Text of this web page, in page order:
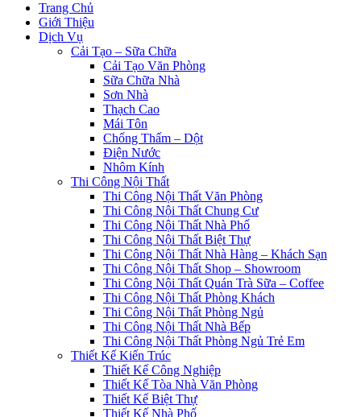
Trang Chủ
Giới Thiệu
Dịch Vụ
Cải Tạo – Sữa Chữa
Cải Tạo Văn Phòng
Sữa Chữa Nhà
Sơn Nhà
Thạch Cao
Mái Tôn
Chống Thấm – Dột
Điện Nước
Nhôm Kính
Thi Công Nội Thất
Thi Công Nội Thất Văn Phòng
Thi Công Nội Thất Chung Cư
Thi Công Nội Thất Nhà Phố
Thi Công Nội Thất Biệt Thự
Thi Công Nội Thất Nhà Hàng – Khách Sạn
Thi Công Nội Thất Shop – Showroom
Thi Công Nội Thất Quán Trà Sữa – Coffee
Thi Công Nội Thất Phòng Khách
Thi Công Nội Thất Phòng Ngủ
Thi Công Nội Thất Nhà Bếp
Thi Công Nội Thất Phòng Ngủ Trẻ Em
Thiết Kế Kiến Trúc
Thiết Kế Công Nghiệp
Thiết Kế Tòa Nhà Văn Phòng
Thiết Kế Biệt Thự
Thiết Kế Nhà Phố